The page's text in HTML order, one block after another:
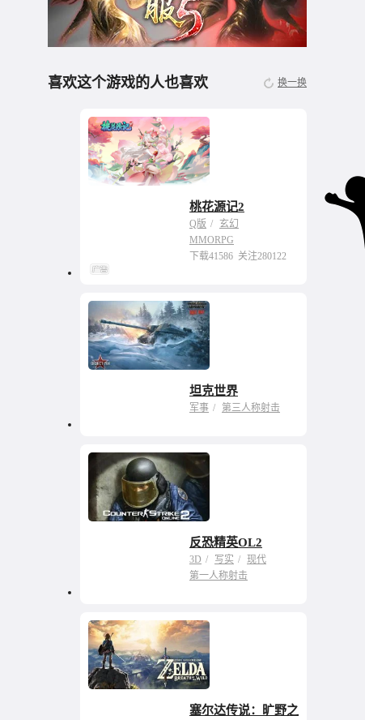
喜欢这个游戏的人也喜欢 换一换
桃花源记2
Q版
玄幻
MMORPG
下载41586 关注280122
坦克世界
军事 第三人称射击
最经典的FPS正统续作
反恐精英OL2
3D 写实
现代
第一人称射击
塞尔达传说：旷野之